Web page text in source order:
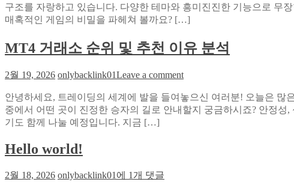
드
홀
슬
롯
구
조
구조를 자랑하고 있습니다. 다양한 테마와 흥미진진한 기능으로 무
매혹적인 게임의 비밀을 파헤쳐 볼까요? […]
MT4 거래소 순위 및 추천 이유 분석
2월 19, 2026 onlybacklink01Leave a commenton
거
래
안녕하세요, 트레이딩의 세계에 발을 들여놓으신 여러분! 오늘은
중에서 어떤 곳이 진정한 승자의 길로 안내할지 궁금하시죠? 안정
기도 함께 나눌 예정입니다. 지금 […]
Hello world!
2월 18, 2026 onlybacklink01 Hello
에 1개 댓글